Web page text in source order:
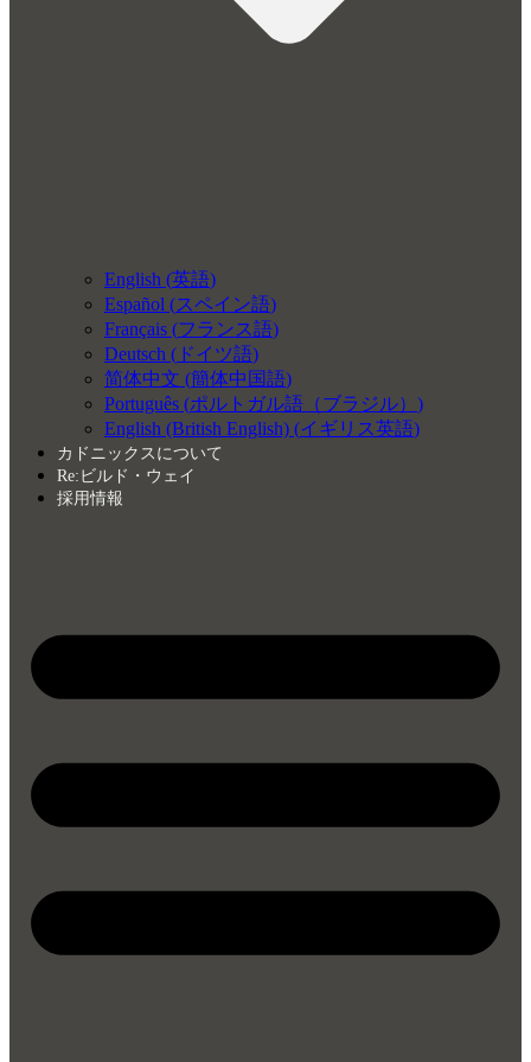
English (英語)
Español (スペイン語)
Français (フランス語)
Deutsch ( ドイツ語)
简体中文 (簡体中国語)
Português (ポルトガル語（ブラジル） )
English (British English) (イギリス英語)
カドニックスについて
Re:ビルド・ウェイ
採用情報